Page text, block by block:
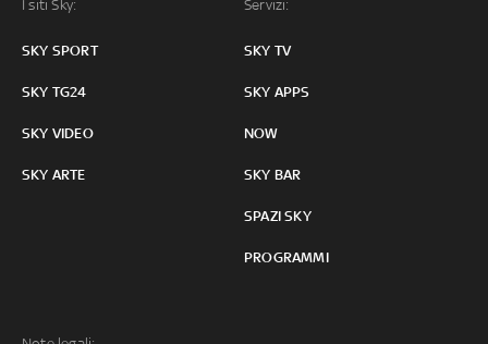
I siti Sky:
SKY SPORT
SKY TG24
SKY VIDEO
SKY ARTE
Servizi:
SKY TV
SKY APPS
NOW
SKY BAR
SPAZI SKY
PROGRAMMI